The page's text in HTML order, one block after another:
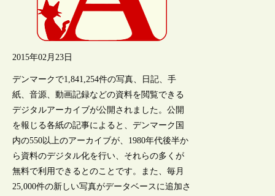
2015年02月23日
デンマークで1,841,254件の写真、日記、手
紙、音源、動画記録などの資料を閲覧できる
デジタルアーカイブが公開されました。公開
を報じる各紙の記事によると、デンマーク国
内の550以上のアーカイブが、1980年代後半か
ら資料のデジタル化を行い、それらの多くが
無料で利用できるとのことです。また、毎月
25,000件の新しい写真がデータベースに追加さ